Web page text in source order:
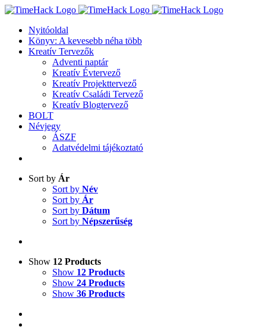
Kihagyás
Nyitóoldal
Könyv: A kevesebb néha több
Kreatív Tervezők
Adventi naptár
Kreatív Évtervező
Kreatív Projekttervező
Kreatív Családi Tervező
Kreatív Blogtervező
BOLT
Névjegy
ÁSZF
Adatvédelmi tájékoztató
Sort by Ár
Sort by Név
Sort by Ár
Sort by Dátum
Sort by Népszerűség
Show 12 Products
Show 12 Products
Show 24 Products
Show 36 Products